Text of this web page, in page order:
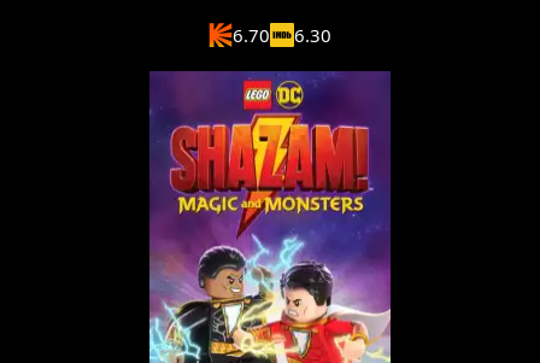
6.70 6.30